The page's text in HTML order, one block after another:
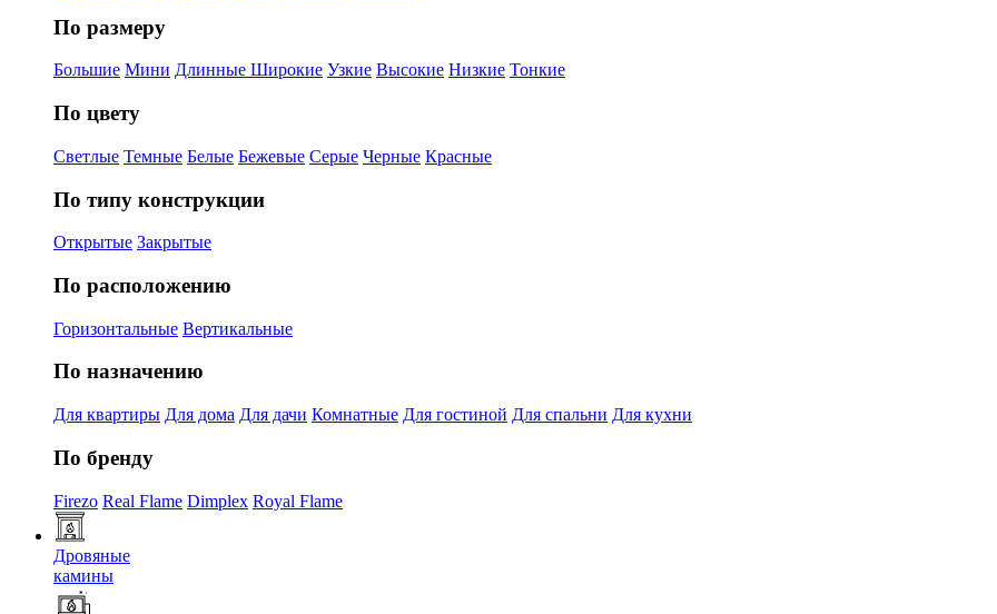
По размеру
Большие Мини Длинные Широкие Узкие Высокие Низкие Тонкие
По цвету
Светлые Темные Белые Бежевые Серые Черные Красные
По типу конструкции
Открытые Закрытые
По расположению
Горизонтальные Вертикальные
По назначению
Для квартиры Для дома Для дачи Комнатные Для гостиной Для спальни Для кухни
По бренду
Firezo Real Flame Dimplex Royal Flame
Дровяные
камины